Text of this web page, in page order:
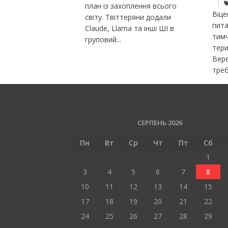
план із захоплення всього
світу. Твіттеряни додали
Claude, Llama та інші ШІ в
груповий...
СЕРПЕНЬ 2026
Пн Вт Ср Чт Пт Сб
1
3
4 5 6 7 8
10
11 12 13 14 15
17
18 19 20 21 22
24
25 26 27 28 29